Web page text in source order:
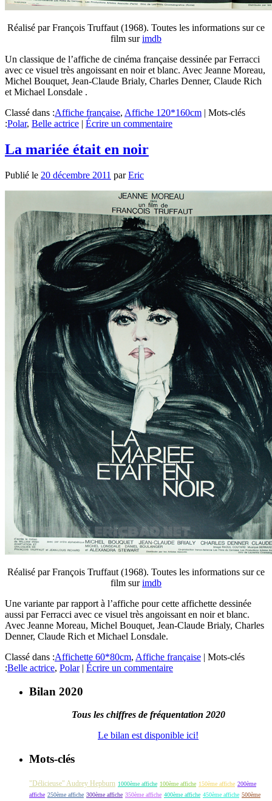
Réalisé par François Truffaut (1968). Toutes les informations sur ce
film surimdb
Un classique de l’affiche de cinéma française dessinée par Ferracci
avec ce visuel très angoissant en noir et blanc. Avec Jeanne Moreau,
Michel Bouquet, Jean-Claude Brialy, Charles Denner, Claude Rich
et Michael Lonsdale .
Classé dans :Affiche française, Affiche 120*160cm | Mots-clés
:Polar, Belle actrice | Écrire un commentaire
La mariée était en noir
Publié le 20 décembre 2011 parEric
Réalisé par François Truffaut (1968). Toutes les informations sur ce
film surimdb
Une variante par rapport à l’affiche pour cette affichette dessinée
aussi par Ferracci avec ce visuel très angoissant en noir et blanc.
Avec Jeanne Moreau, Michel Bouquet, Jean-Claude Brialy, Charles
Denner, Claude Rich et Michael Lonsdale.
Classé dans :Affichette 60*80cm, Affiche française | Mots-clés
:Belle actrice, Polar | Écrire un commentaire
Bilan 2020
Tous les chiffres de fréquentation 2020
Le bilan est disponible ici!
Mots-clés
"Délicieuse" Audrey Hepburn 1000ème affiche 100ème affiche 150ème affiche 200ème
affiche 250ème affiche 300ème affiche 350ème affiche 400ème affiche 450ème affiche 500ème